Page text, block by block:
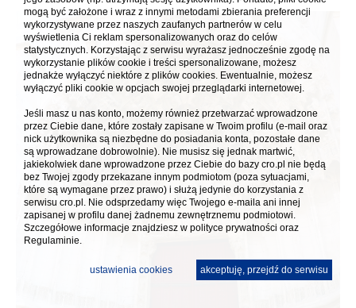
mogą być założone i wraz z innymi metodami zbierania preferencji
wykorzystywane przez naszych zaufanych partnerów w celu
wyświetlenia Ci reklam spersonalizowanych oraz do celów
statystycznych. Korzystając z serwisu wyrażasz jednocześnie zgodę na
wykorzystanie plików cookie i treści spersonalizowane, możesz
jednakże wyłączyć niektóre z plików cookies. Ewentualnie, możesz
wyłączyć pliki cookie w opcjach swojej przeglądarki internetowej.
Jeśli masz u nas konto, możemy również przetwarzać wprowadzone
przez Ciebie dane, które zostały zapisane w Twoim profilu (e-mail oraz
nick użytkownika są niezbędne do posiadania konta, pozostałe dane
są wprowadzane dobrowolnie). Nie musisz się jednak martwić,
jakiekolwiek dane wprowadzone przez Ciebie do bazy cro.pl nie będą
bez Twojej zgody przekazane innym podmiotom (poza sytuacjami,
które są wymagane przez prawo) i służą jedynie do korzystania z
serwisu cro.pl. Nie odsprzedamy więc Twojego e-maila ani innej
zapisanej w profilu danej żadnemu zewnętrznemu podmiotowi.
Szczegółowe informacje znajdziesz w polityce prywatności oraz
Regulaminie.
akceptuję, przejdź do serwisu
ustawienia cookies